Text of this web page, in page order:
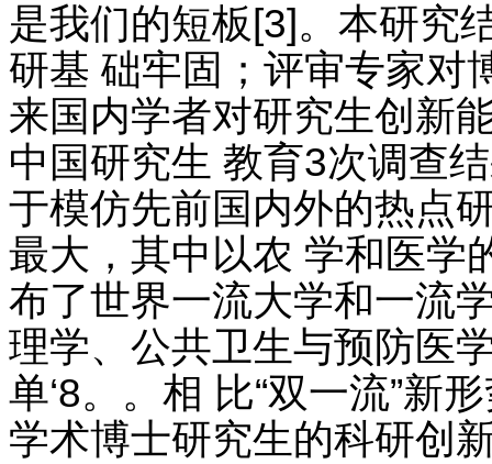
是我们的短板[3]。本研究
研基 础牢固；评审专家对
来国内学者对研究生创新
中国研究生 教育3次调查
于模仿先前国内外的热点
最大，其中以农 学和医学
布了世界一流大学和一流
理学、公共卫生与预防医
单‘8。。相 比“双一流”新
学术博士研究生的科研创